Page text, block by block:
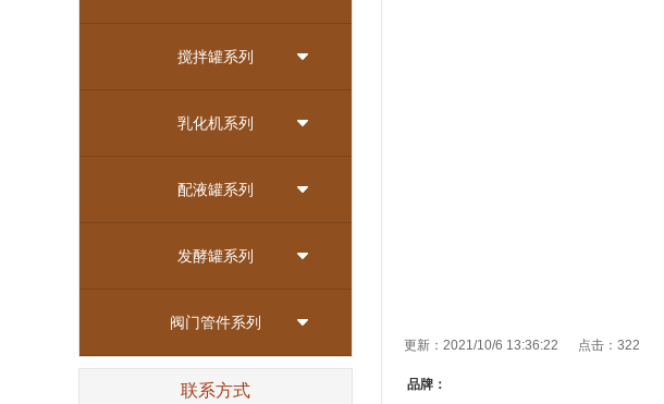
搅拌罐系列
乳化机系列
配液罐系列
发酵罐系列
阀门管件系列
联系方式
更新：2021/10/6 13:36:22 点击： 322
品牌：